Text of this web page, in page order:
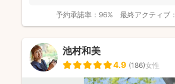
予約承諾率： 96% 最終アクティブ：
池村和美
4.9 (186)女性